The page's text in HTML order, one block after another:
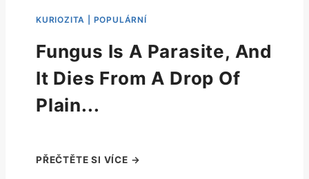
Fungus Is A Parasite, And
It Dies From A Drop Of
Plain...